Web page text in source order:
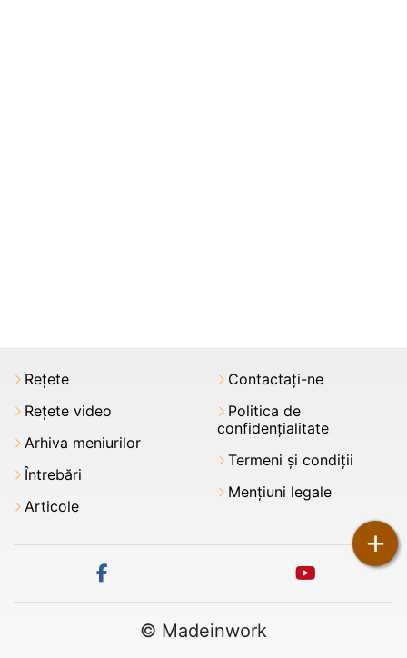
+
Rețete
Rețete video
Arhiva meniurilor
Întrebări
Articole
Contactați-ne
Politica de
confidențialitate
Termeni şi condiții
Mențiuni legale
facebook youtube
© Madeinwork